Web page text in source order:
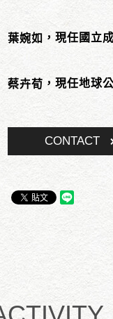
葉婉如 ，現任國立
蔡卉荀 ，現任地球
CONTACT